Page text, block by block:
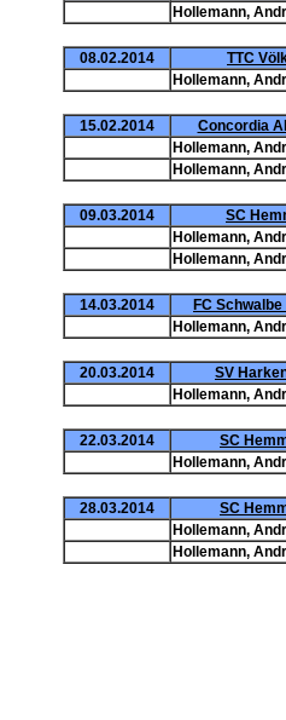
Hollemann,
08.02.2014
TTC
Hollemann,
15.02.2014
Concordia
Hollemann,
Hollemann,
09.03.2014
SC
Hollemann,
Hollemann,
14.03.2014
FC
Hollemann,
20.03.2014
SV
Hollemann,
22.03.2014
SC
Hollemann,
28.03.2014
SC
Hollemann,
Hollemann,